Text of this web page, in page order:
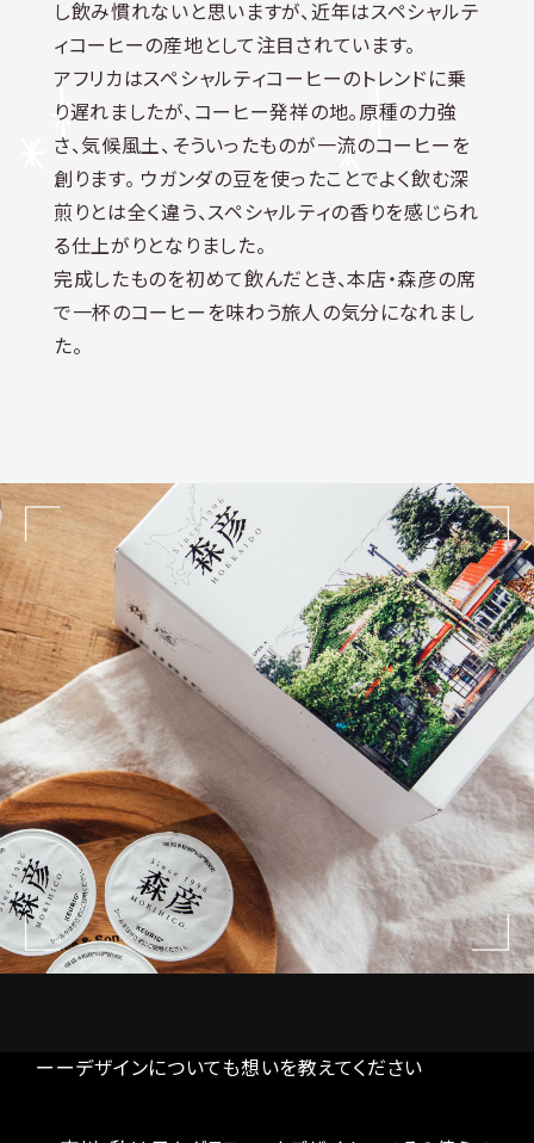
し飲み慣れないと思いますが、近年はスペシャルテ
ィコーヒーの産地として注目されています。
アフリカはスペシャルティコーヒーのトレンドに乗
り遅れましたが、コーヒー発祥の地。原種の力強
さ、気候風土、そういったものが一流のコーヒーを
創ります。 ウガンダの豆を使ったことでよく飲む深
煎りとは全く違う、スペシャルティの香りを感じられ
る仕上がりとなりました。
完成したものを初めて飲んだとき、本店・森彦の席
で一杯のコーヒーを味わう旅人の気分になれまし
た。
ーーデザインについても想いを教えてください